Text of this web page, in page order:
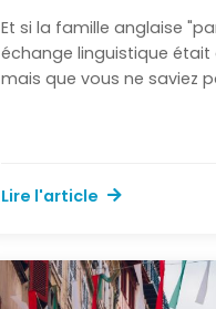
Et si la famille anglaise
échange linguistique
mais que vous ne saviez
Lire l'article